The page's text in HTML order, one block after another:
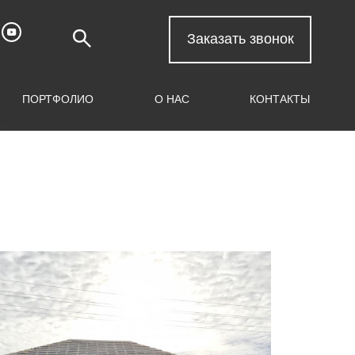
Заказать звонок
ПОРТФОЛИО О НАС КОНТАКТЫ